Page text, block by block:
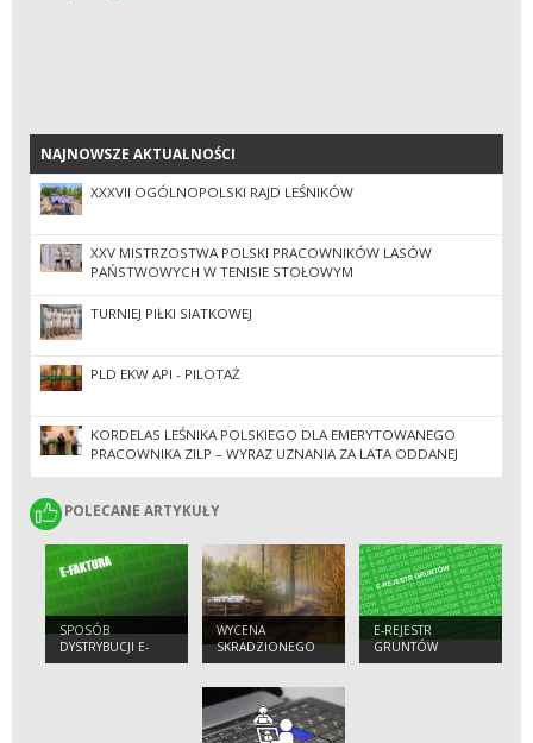
NAJNOWSZE AKTUALNOŚCI
NAJNOWSZE AKTUALNOŚCI
XXXVII OGÓLNOPOLSKI RAJD LEŚNIKÓW
XXV MISTRZOSTWA POLSKI PRACOWNIKÓW LASÓW
PAŃSTWOWYCH W TENISIE STOŁOWYM
TURNIEJ PIŁKI SIATKOWEJ
PLD EKW API - PILOTAŻ
KORDELAS LEŚNIKA POLSKIEGO DLA EMERYTOWANEGO
PRACOWNIKA ZILP – WYRAZ UZNANIA ZA LATA ODDANEJ
POLECANE ARTYKUŁY
POLECANE ARTYKUŁY
SPOSÓB
DYSTRYBUCJI E-
FAKTUR
WYCENA
SKRADZIONEGO
DREWNA
E-REJESTR
GRUNTÓW